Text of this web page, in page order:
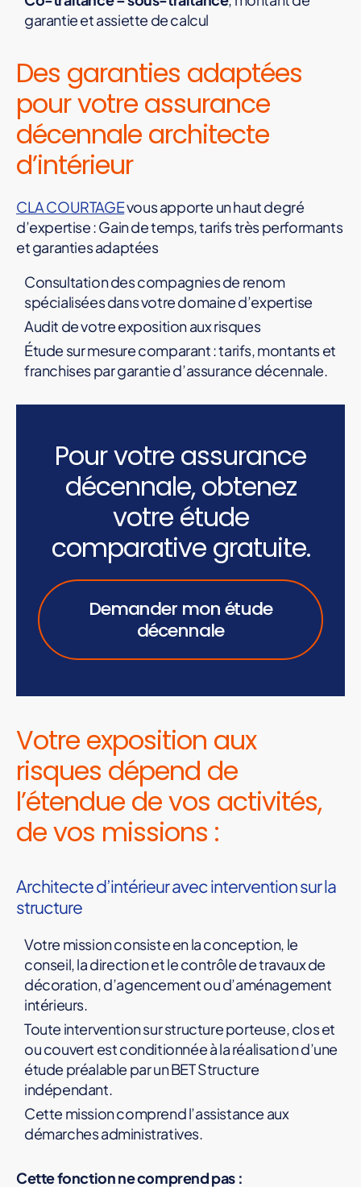
garantie et assiette de calcul
Des garanties adaptées
pour votre assurance
décennale architecte
d’intérieur
CLA COURTAGEvous apporte un haut degré
d’expertise : Gain de temps, tarifs très performants
et garanties adaptées
Consultation des compagnies de renom
spécialisées dans votre domaine d’expertise
Audit de votre exposition aux risques
Étude sur mesure comparant : tarifs, montants et
franchises par garantie d’assurance décennale.
Pour votre assurance
décennale, obtenez
votre étude
comparative gratuite.
Demander mon étude
décennale
Votre exposition aux
risques dépend de
l’étendue de vos activités,
de vos missions :
Architecte d’intérieur avec intervention sur la
structure
Votre mission consiste en la conception, le
conseil, la direction et le contrôle de travaux de
décoration, d’agencement ou d’aménagement
intérieurs.
Toute intervention sur structure porteuse, clos et
ou couvert est conditionnée à la réalisation d’une
étude préalable par un BET Structure
indépendant.
Cette mission comprend l’assistance aux
démarches administratives.
Cette fonction ne comprend pas :